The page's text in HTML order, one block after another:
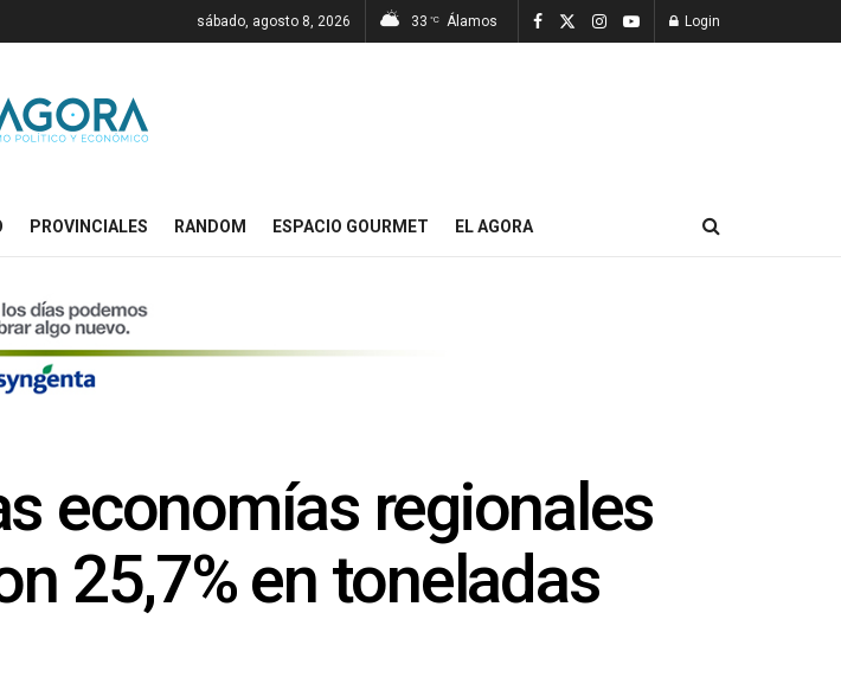
sábado, agosto 8, 2026 33 °C Álamos Login
PROVINCIALES RANDOM ESPACIO GOURMET EL AGORA
economías regionales
25,7% en toneladas